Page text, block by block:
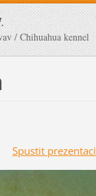
/ Chihuahua kennel
Spustit prezentaci